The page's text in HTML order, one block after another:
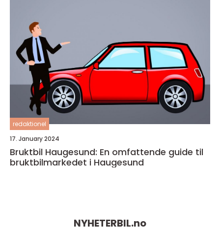
redaktionel
17. January 2024
Bruktbil Haugesund: En omfattende guide til
bruktbilmarkedet i Haugesund
NYHETERBIL.no